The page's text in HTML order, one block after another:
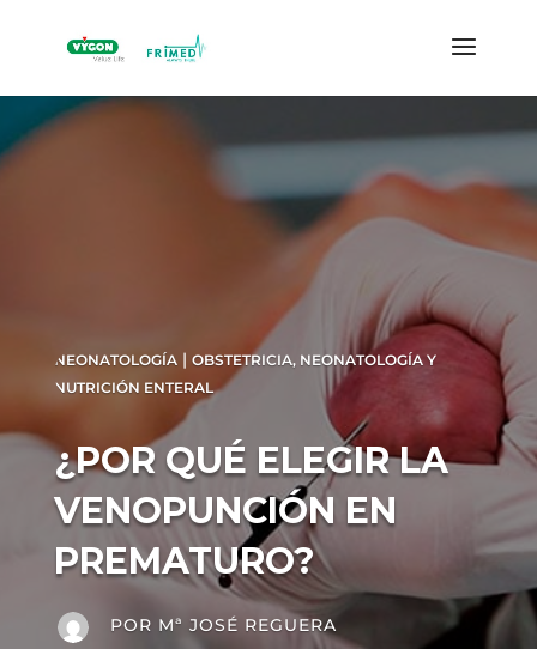
NEONATOLOGÍA| OBSTETRICIA, NEONATOLOGÍA Y
NUTRICIÓN ENTERAL
¿POR QUÉ ELEGIR LA
VENOPUNCIÓN EN
PREMATURO?
POR Mª JOSÉ REGUERA